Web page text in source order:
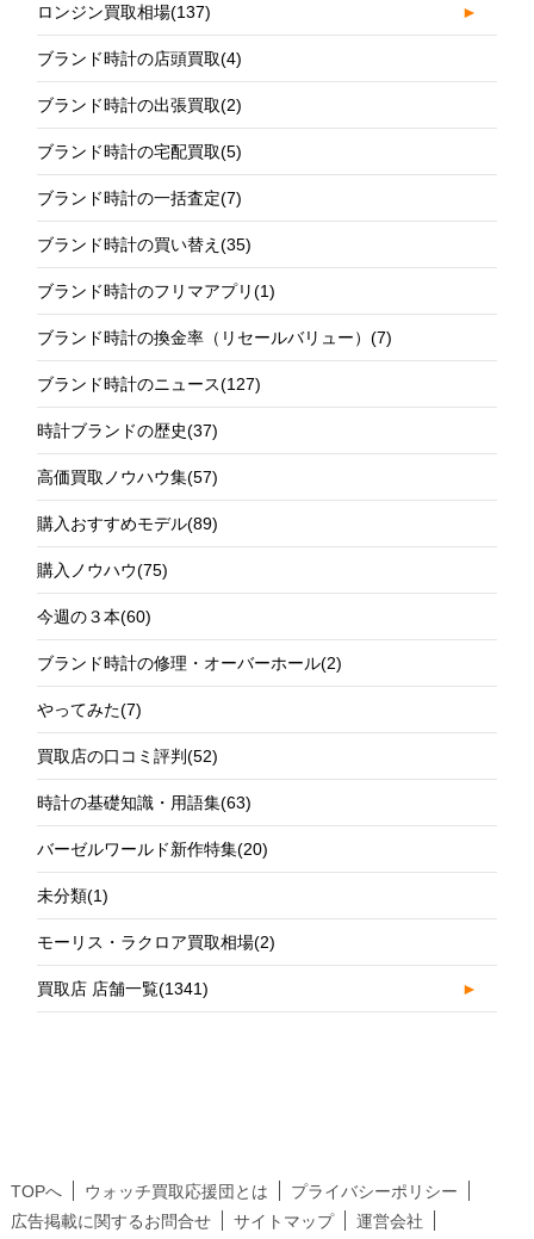
ロンジン買取相場(137) ►
ブランド時計の店頭買取(4)
ブランド時計の出張買取(2)
ブランド時計の宅配買取(5)
ブランド時計の一括査定(7)
ブランド時計の買い替え(35)
ブランド時計のフリマアプリ(1)
ブランド時計の換金率（リセールバリュー）(7)
ブランド時計のニュース(127)
時計ブランドの歴史(37)
高価買取ノウハウ集(57)
購入おすすめモデル(89)
購入ノウハウ(75)
今週の３本(60)
ブランド時計の修理・オーバーホール(2)
やってみた(7)
買取店の口コミ評判(52)
時計の基礎知識・用語集(63)
バーゼルワールド新作特集(20)
未分類(1)
モーリス・ラクロア買取相場(2)
買取店 店舗一覧(1341) ►
TOPへ ウォッチ買取応援団とは
プライバシーポリシー
広告掲載に関するお問合せ
サイトマップ 運営会社